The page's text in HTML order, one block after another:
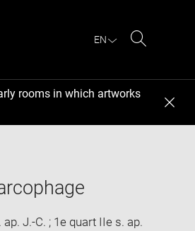
EN
rooms in which artworks
J.-C. ; 1e quart IIe s. ap.